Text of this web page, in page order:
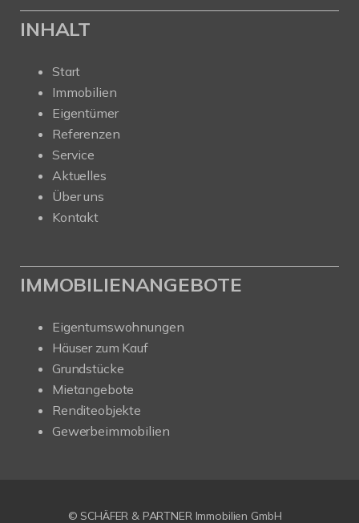
INHALT
Start
Immobilien
Eigentümer
Referenzen
Service
Aktuelles
Über uns
Kontakt
IMMOBILIENANGEBOTE
Eigentumswohnungen
Häuser zum Kauf
Grundstücke
Mietangebote
Renditeobjekte
Gewerbeimmobilien
© SCHÄFER & PARTNER Immobilien GmbH